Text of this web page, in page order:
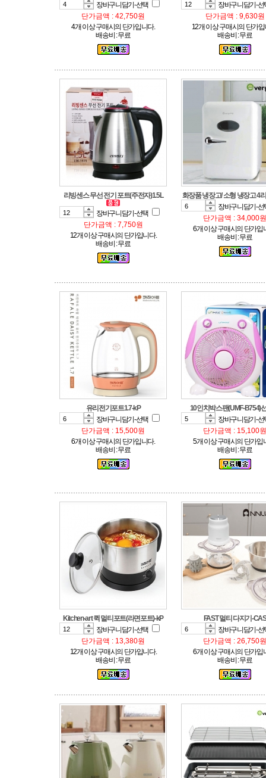
장바구니담기-선택
단가금액 : 42,750원
4개 이상 구매시의 단가입니다.
배송비 : 무료
장바구니담기-
단가금액 : 9,630원
12개 이상 구매시의 단가입
배송비 : 무료
리빙센스 무선 전기 포트(주전자)1.5L
장바구니담기-선택
단가금액 : 7,750원
12개 이상 구매시의 단가입니다.
배송비 : 무료
화장품 냉장고/ 소형 냉장고 4
장바구니담기-
단가금액 : 34,000원
6개 이상 구매시의 단가입
배송비 : 무료
유리전기포트1.7-kP
장바구니담기-선택
단가금액 : 15,500원
6개 이상 구매시의 단가입니다.
배송비 : 무료
10인치박스팬(UMF-B754)
장바구니담기-
단가금액 : 15,100원
5개 이상 구매시의 단가입
배송비 : 무료
Kitchen-art 퀵 멀티포트(라면포트)-kP
장바구니담기-선택
단가금액 : 13,380원
12개 이상 구매시의 단가입니다.
배송비 : 무료
FAST 멀티 다지기-CAS
장바구니담기-
단가금액 : 26,750원
6개 이상 구매시의 단가입
배송비 : 무료